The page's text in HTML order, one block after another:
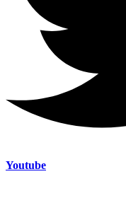
Youtube